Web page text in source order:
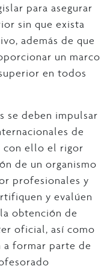
para asegurar
sin que exista
además de que
un marco
en todos
se deben impulsar
de
con ello el rigor
de un organismo
profesionales y
y evalúen
obtención de
oficial, así como
a formar parte de